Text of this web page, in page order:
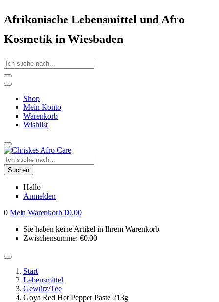
Afrikanische Lebensmittel und Afro
Kosmetik in Wiesbaden
Shop
Mein Konto
Warenkorb
Wishlist
Suchen
Hallo
Anmelden
0 Mein Warenkorb €0.00
Sie haben keine Artikel in Ihrem Warenkorb
Zwischensumme: €0.00
Start
Lebensmittel
Gewürz/Tee
Goya Red Hot Pepper Paste 213g